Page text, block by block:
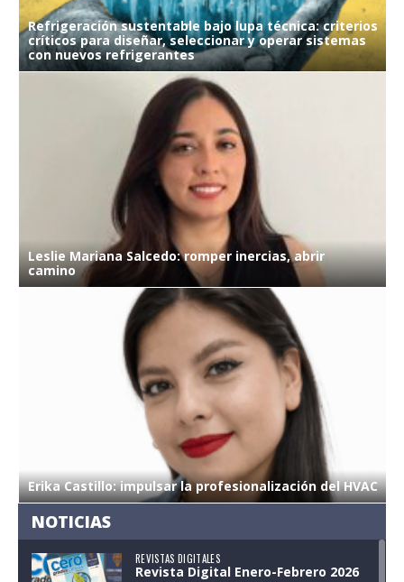
Refrigeración sustentable bajo lupa técnica: criterios
críticos para diseñar, seleccionar y operar sistemas
con nuevos refrigerantes
Leslie Mariana Salcedo: romper inercias, abrir
camino
Erika Castillo: impulsar la profesionalización del HVAC
NOTICIAS
REVISTAS DIGITALES
Revista Digital Enero-Febrero 2026